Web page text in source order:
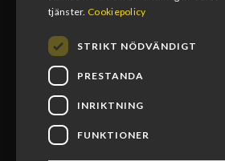
tjänster. Cookiepolicy
STRIKT NÖDVÄNDIGT
PRESTANDA
INRIKTNING
FUNKTIONER